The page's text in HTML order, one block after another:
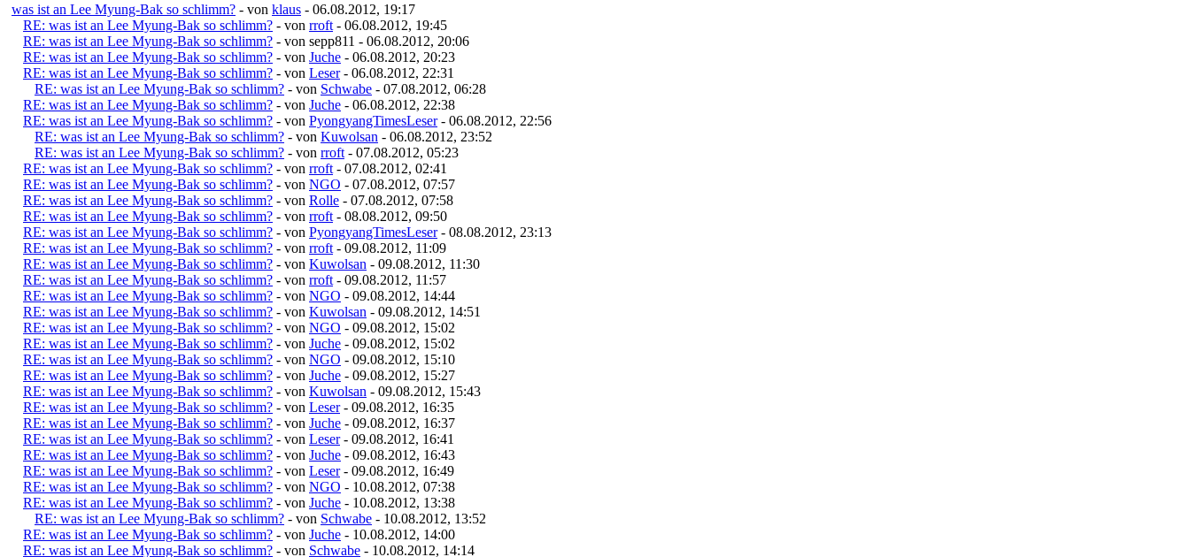
was ist an Lee Myung-Bak so schlimm? - von klaus - 06.08.2012, 19:17
RE: was ist an Lee Myung-Bak so schlimm? - von rroft - 06.08.2012, 19:45
RE: was ist an Lee Myung-Bak so schlimm? - von sepp811 - 06.08.2012, 20:06
RE: was ist an Lee Myung-Bak so schlimm? - von Juche - 06.08.2012, 20:23
RE: was ist an Lee Myung-Bak so schlimm? - von Leser- 06.08.2012, 22:31
RE: was ist an Lee Myung-Bak so schlimm? - von Schwabe - 07.08.2012, 06:28
RE: was ist an Lee Myung-Bak so schlimm? - von Juche - 06.08.2012, 22:38
RE: was ist an Lee Myung-Bak so schlimm? - von PyongyangTimesLeser- 06.08.2012, 22:56
RE: was ist an Lee Myung-Bak so schlimm? - von Kuwolsan - 06.08.2012, 23:52
RE: was ist an Lee Myung-Bak so schlimm? - von rroft - 07.08.2012, 05:23
RE: was ist an Lee Myung-Bak so schlimm? - von rroft - 07.08.2012, 02:41
RE: was ist an Lee Myung-Bak so schlimm? - von NGO - 07.08.2012, 07:57
RE: was ist an Lee Myung-Bak so schlimm? - von Rolle - 07.08.2012, 07:58
RE: was ist an Lee Myung-Bak so schlimm? - von rroft - 08.08.2012, 09:50
RE: was ist an Lee Myung-Bak so schlimm? - von PyongyangTimesLeser- 08.08.2012, 23:13
RE: was ist an Lee Myung-Bak so schlimm? - von rroft - 09.08.2012, 11:09
RE: was ist an Lee Myung-Bak so schlimm? - von Kuwolsan - 09.08.2012, 11:30
RE: was ist an Lee Myung-Bak so schlimm? - von rroft - 09.08.2012, 11:57
RE: was ist an Lee Myung-Bak so schlimm? - von NGO - 09.08.2012, 14:44
RE: was ist an Lee Myung-Bak so schlimm? - von Kuwolsan - 09.08.2012, 14:51
RE: was ist an Lee Myung-Bak so schlimm? - von NGO - 09.08.2012, 15:02
RE: was ist an Lee Myung-Bak so schlimm? - von Juche - 09.08.2012, 15:02
RE: was ist an Lee Myung-Bak so schlimm? - von NGO - 09.08.2012, 15:10
RE: was ist an Lee Myung-Bak so schlimm? - von Juche - 09.08.2012, 15:27
RE: was ist an Lee Myung-Bak so schlimm? - von Kuwolsan - 09.08.2012, 15:43
RE: was ist an Lee Myung-Bak so schlimm? - von Leser- 09.08.2012, 16:35
RE: was ist an Lee Myung-Bak so schlimm? - von Juche - 09.08.2012, 16:37
RE: was ist an Lee Myung-Bak so schlimm? - von Leser- 09.08.2012, 16:41
RE: was ist an Lee Myung-Bak so schlimm? - von Juche - 09.08.2012, 16:43
RE: was ist an Lee Myung-Bak so schlimm? - von Leser- 09.08.2012, 16:49
RE: was ist an Lee Myung-Bak so schlimm? - von NGO - 10.08.2012, 07:38
RE: was ist an Lee Myung-Bak so schlimm? - von Juche - 10.08.2012, 13:38
RE: was ist an Lee Myung-Bak so schlimm? - von Schwabe - 10.08.2012, 13:52
RE: was ist an Lee Myung-Bak so schlimm? - von Juche - 10.08.2012, 14:00
RE: was ist an Lee Myung-Bak so schlimm? - von Schwabe - 10.08.2012, 14:14